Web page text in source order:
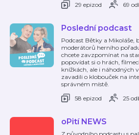
29 epizod
69
Poslední podcast
Podcast Bětky a Mikoláše,
moderátorů herního
chcete zavzpomínat na
popovídat si o hrách,
knížkách, ale i náhodných
zavadili o klobouček na
správném místě.
58 epizod
25
oPití NEWS